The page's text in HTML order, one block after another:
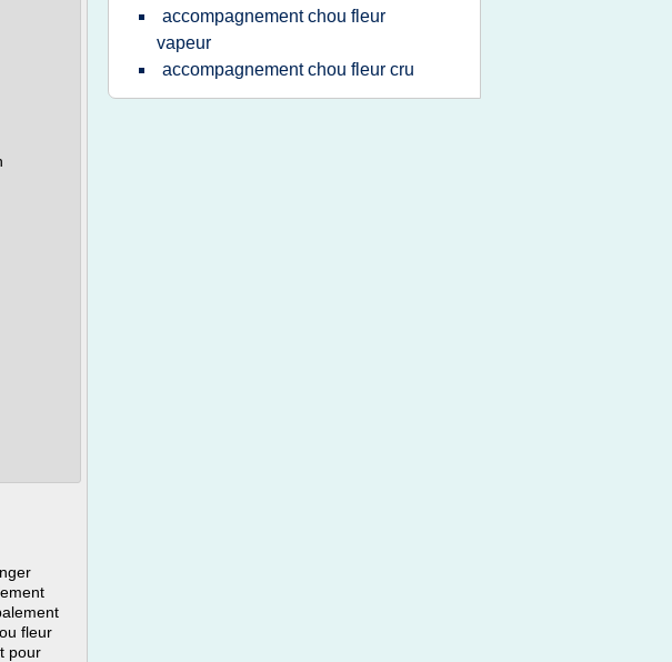
fleur
pour
accompagnement chou fleur
vapeur
accompagnement chou fleur cru